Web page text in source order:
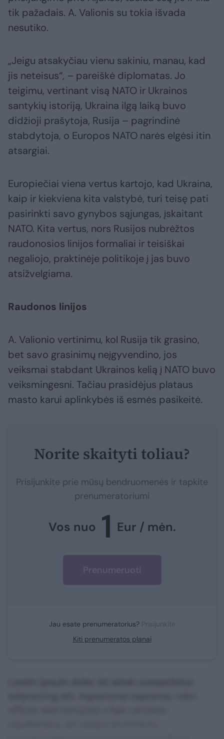
tik pažadais. A. Valionis su tokia išvada
nesutiko.
„Jeigu atsakyčiau vienu sakiniu, manau, kad
jis neteisus“, – pareiškė diplomatas. Jo
teigimu, vertinant visą NATO ir Ukrainos
santykių istoriją, Ukraina ilgą laiką buvo
didžioji prašytoja, Rusija – pagrindinė
stabdytoja, o Europos NATO narės elgėsi itin
atsargiai.
Europiečiai viena vertus kartojo, kad Ukraina,
kaip ir kiekviena kita valstybė, turi teisę pati
pasirinkti savo gynybos sąjungas, įskaitant
NATO. Kita vertus, nors Rusijos nubrėžtos
raudonosios linijos formaliai ir teisiškai
negaliojo, praktinėje politikoje į jas buvo
atsižvelgiama.
Raudonos linijos
A. Valionio vertinimu, kol Rusija tik grasino,
bet savo grasinimų neįgyvendino, jos
veiksmai stabdant Ukrainos kelią į NATO buvo
veiksmingesni. Tačiau prasidėjus plataus
masto karui aplinkybės iš esmės pasikeitė.
Norite skaityti toliau?
Prisijunkite prie mūsų bendruomenės ir tapkite
prenumeratoriumi
Vos nuo 1 Eur / mėn.
Prenumeruoti
Jau esate prenumeratorius? Prisijunkite
Kiti prenumeratos planai